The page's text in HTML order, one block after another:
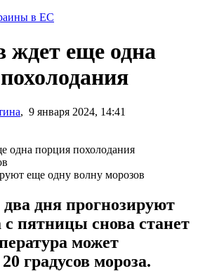
в ЕС
ждет еще одна
, 9 января 2024, 14:41
еще одну волну морозов
дня прогнозируют
с пятницы снова станет
может
градусов мороза.